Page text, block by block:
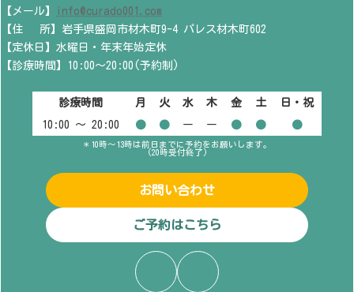
【メール】
info@curado001.com
【住 所】岩手県盛岡市材木町9-4 パレス材木町602
【定休日】水曜日・年末年始定休
【診療時間】10:00～20:00(予約制)
診療時間 月 火 水 木 金 土
日・祝
10:00 〜 20:00
● ● ー ー ● ● ●
＊10時～13時は前日までに予約をお願いします。
(20時受付終了)
お問い合わせ
ご予約はこちら
ア
イ
コ
ン
ア
イ
コ
ン